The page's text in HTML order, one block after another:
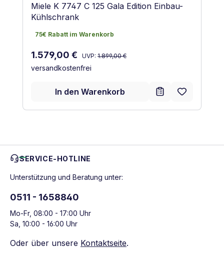
Miele K 7747 C 125 Gala Edition Einbau-
Kühlschrank
75€ Rabatt im Warenkorb
75€ Rabatt im Warenkorb
Verkaufspreis:
1.579,00 € Regulärer Preis:
UVP: 1.899,00 €
versandkostenfrei
In den Warenkorb
SERVICE-HOTLINE
Unterstützung und Beratung unter:
0511 - 1658840
Mo-Fr, 08:00 - 17:00 Uhr
Sa, 10:00 - 16:00 Uhr
Oder über unsere Kontaktseite.